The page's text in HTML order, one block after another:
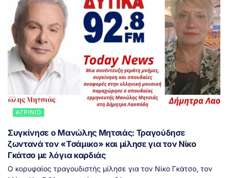
ΑΓΡΊΝΙΟ
Συγκίνησε ο Μανώλης Μητσιάς: Τραγούδησε
ζωντανά τον «Τσάμικο» και μίλησε για τον Νίκο
Γκάτσο με λόγια καρδιάς
Ο κορυφαίος τραγουδιστής μίλησε για τον Νίκο Γκάτσο, τον